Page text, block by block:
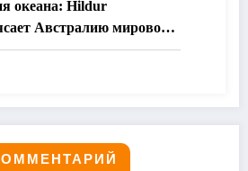
океана: Hildur
Австралию мировой
the Water»